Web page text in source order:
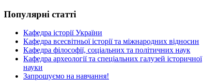
Популярні статті
Кафедра історії України
Кафедра всесвітньої історії та міжнародних відносин
Кафедра філософії, соціальних та політичних наук
Кафедра археології та спеціальних галузей історичної
науки
Запрошуємо на навчання!